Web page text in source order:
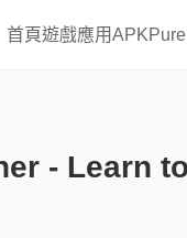
首頁遊戲應用
- Learn